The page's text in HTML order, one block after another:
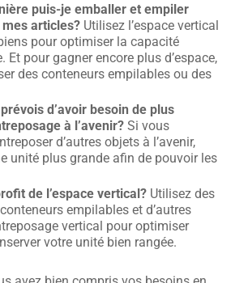
puis-je emballer et empiler
articles? Utilisez l’espace vertical
pour optimiser la capacité
Et pour gagner encore plus d’espace,
des conteneurs empilables ou des
d’avoir besoin de plus
à l’avenir? Si vous
d’autres objets à l’avenir,
unité plus grande afin de pouvoir les
de l’espace vertical? Utilisez des
empilables et d’autres
vertical pour optimiser
votre unité bien rangée.